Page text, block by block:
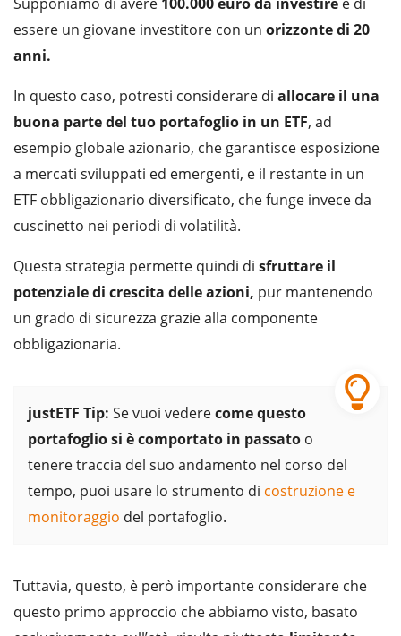
essere un giovane investitore con un orizzonte di 20
anni.
In questo caso, potresti considerare di allocare il una
buona parte del tuo portafoglio in un ETF, ad
esempio globale azionario, che garantisce esposizione
a mercati sviluppati ed emergenti, e il restante in un
ETF obbligazionario diversificato, che funge invece da
cuscinetto nei periodi di volatilità.
Questa strategia permette quindi di sfruttare il
potenziale di crescita delle azioni, pur mantenendo
un grado di sicurezza grazie alla componente
obbligazionaria.
justETF Tip: Se vuoi vederecome questo
portafoglio si è comportato in passato o
tenere traccia del suo andamento nel corso del
tempo, puoi usare lo strumento di costruzione e
monitoraggio del portafoglio.
Tuttavia, questo, è però importante considerare che
questo primo approccio che abbiamo visto, basato